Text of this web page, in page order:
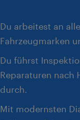
Du arbeitest an
Fahrzeugmarken
Du führst
Reparaturen nach
durch.
Mit modernsten